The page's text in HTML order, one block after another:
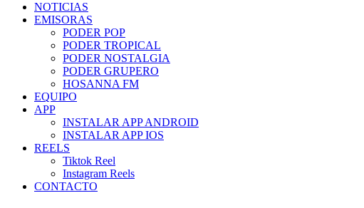
NOTICIAS
EMISORAS
PODER POP
PODER TROPICAL
PODER NOSTALGIA
PODER GRUPERO
HOSANNA FM
EQUIPO
APP
INSTALAR APP ANDROID
INSTALAR APP IOS
REELS
Tiktok Reel
Instagram Reels
CONTACTO